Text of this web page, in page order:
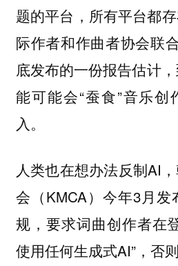
题的平台，所有平台都
际作者和作曲者协会联
底发布的一份报告估计
能可能会“蚕食”音乐创
入。
人类也在想办法反制AI
会（KMCA）今年3月发
规，要求词曲创作者在
使用任何生成式AI”，否